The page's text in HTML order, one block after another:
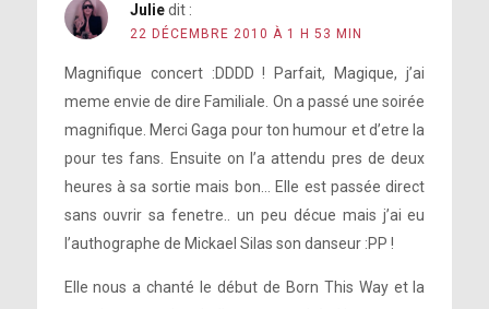
Julie dit :
22 DÉCEMBRE 2010 À 1 H 53 MIN
Magnifique concert :DDDD ! Parfait, Magique, j’ai
meme envie de dire Familiale. On a passé une soirée
magnifique. Merci Gaga pour ton humour et d’etre la
pour tes fans. Ensuite on l’a attendu pres de deux
heures à sa sortie mais bon… Elle est passée direct
sans ouvrir sa fenetre.. un peu décue mais j’ai eu
l’authographe de Mickael Silas son danseur :PP !
Elle nous a chanté le début de Born This Way et la